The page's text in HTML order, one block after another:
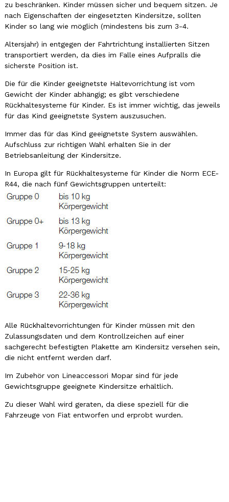
zu beschränken. Kinder müssen sicher und bequem sitzen. Je
nach Eigenschaften der eingesetzten Kindersitze, sollten
Kinder so lang wie möglich (mindestens bis zum 3-4.
Altersjahr) in entgegen der Fahrtrichtung installierten Sitzen
transportiert werden, da dies im Falle eines Aufpralls die
sicherste Position ist.
Die für die Kinder geeignetste Haltevorrichtung ist vom
Gewicht der Kinder abhängig; es gibt verschiedene
Rückhaltesysteme für Kinder. Es ist immer wichtig, das jeweils
für das Kind geeignetste System auszusuchen.
Immer das für das Kind geeignetste System auswählen.
Aufschluss zur richtigen Wahl erhalten Sie in der
Betriebsanleitung der Kindersitze.
In Europa gilt für Rückhaltesysteme für Kinder die Norm ECE-
R44, die nach fünf Gewichtsgruppen unterteilt:
Alle Rückhaltevorrichtungen für Kinder müssen mit den
Zulassungsdaten und dem Kontrollzeichen auf einer
sachgerecht befestigten Plakette am Kindersitz versehen sein,
die nicht entfernt werden darf.
Im Zubehör von Lineaccessori Mopar sind für jede
Gewichtsgruppe geeignete Kindersitze erhältlich.
Zu dieser Wahl wird geraten, da diese speziell für die
Fahrzeuge von Fiat entworfen und erprobt wurden.